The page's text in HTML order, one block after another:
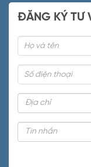
ĐĂNG KÝ TƯ